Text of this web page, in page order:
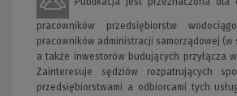
pracowników przedsiębiorstw
pracowników administracji samorządowej (w
a także inwestorów budujących przyłącza
Zainteresuje sędziów rozpatrujących
przedsiębiorstwami a odbiorcami tych